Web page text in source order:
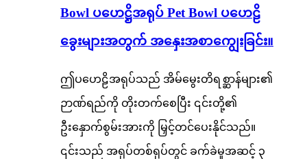
Bowl ပဟေဋ္ဌိအရုပ် Pet Bowl ပဟေဠိ
ခွေးများအတွက် အနှေးအစာကျွေးခြင်း။
ဤပဟေဠိအရုပ်သည် အိမ်မွေးတိရစ္ဆာန်များ၏
ဉာဏ်ရည်ကို တိုးတက်စေပြီး ၎င်းတို့၏
ဦးနှောက်စွမ်းအားကို မြှင့်တင်ပေးနိုင်သည်။
၎င်းသည် အရုပ်တစ်ရုပ်တွင် ခက်ခဲမှုအဆင့် ၃